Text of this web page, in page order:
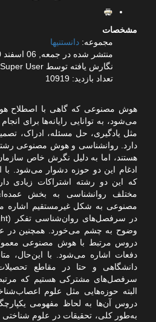
مشخصات
مجموعه: دانستنیها
منتشر شده در جمعه, 06 اسفند 1400 20:00
نگارش یافته توسط Super User
تعداد بازدید: 10919
هوش مصنوعی که گاهی با اصطلاح
می‌شود، به توانایی رایانه‌ها برای
مثل یادگیری، حل مسئله، ادراک،
دارد. روانشناسی و هوش مصنوعی
هستند، اما به دلیل نگرش خاص
ادغام این دو حوزه دشوار می‌شود.
که این دو رشته‌ اشتراکات زیادی
مختلف روانشناسی به بخش
مصنوعی به شکل غیرمستقیم اشاره
وضوح به چشم می‌خورد. همچنین در
دروس مرتبط با هوش مصنوعی
دفعات اشاره می‌شود. با این‌حال،
دانشگاهی و حتا در مقاطع
سرفصل‌های مشترکی هستیم که مرتبط
البته حوزه‌هایی مثل علوم
دروس آن‌ها به لحاظ مفهومی
به‌طور کلی، تحقیقات در علوم